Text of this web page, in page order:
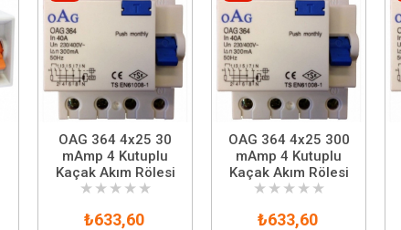
OAG 364 4x25 30
mAmp 4 Kutuplu
Kaçak Akım Rölesi
★ ★ ★ ★ ★
₺633,60
OAG 364 4x25 300
mAmp 4 Kutuplu
Kaçak Akım Rölesi
★ ★ ★ ★ ★
₺633,60